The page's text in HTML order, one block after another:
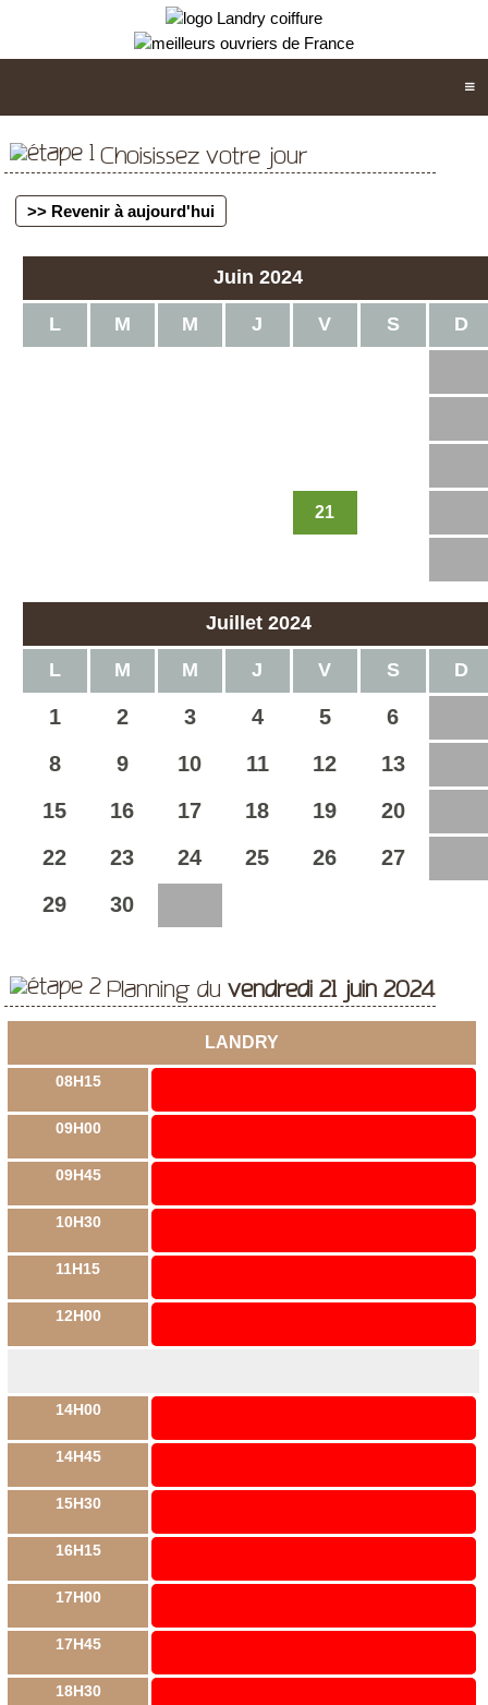
Choisissez votre jour
>> Revenir à aujourd'hui
Juin 2024
L M M J V S D
21
Juillet 2024
L M M J V S D
1 2 3 4 5 6
8 9 10 11 12 13
15 16 17 18 19 20
22 23 24 25 26 27
29 30
Planning duvendredi 21 juin 2024
LANDRY
08H15
09H00
09H45
10H30
11H15
12H00
14H00
14H45
15H30
16H15
17H00
17H45
18H30